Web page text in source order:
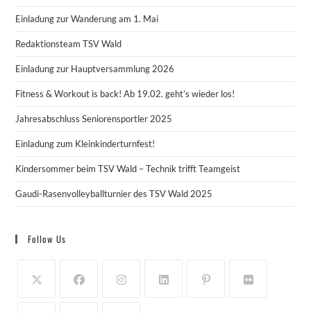
Einladung zur Wanderung am 1. Mai
Redaktionsteam TSV Wald
Einladung zur Hauptversammlung 2026
Fitness & Workout is back! Ab 19.02. geht’s wieder los!
Jahresabschluss Seniorensportler 2025
Einladung zum Kleinkinderturnfest!
Kindersommer beim TSV Wald – Technik trifft Teamgeist
Gaudi-Rasenvolleyballturnier des TSV Wald 2025
Follow Us